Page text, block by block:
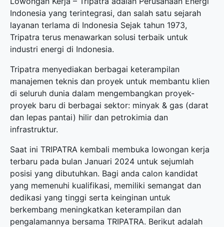
Indonesia yang terintegrasi, dan salah satu sejarah
layanan terlama di Indonesia Sejak tahun 1973,
Tripatra terus menawarkan solusi terbaik untuk
industri energi di Indonesia.
Tripatra menyediakan berbagai keterampilan
manajemen teknis dan proyek untuk membantu klien
di seluruh dunia dalam mengembangkan proyek-
proyek baru di berbagai sektor: minyak & gas (darat
dan lepas pantai) hilir dan petrokimia dan
infrastruktur.
Saat ini TRIPATRA kembali membuka lowongan kerja
terbaru pada bulan Januari 2024 untuk sejumlah
posisi yang dibutuhkan. Bagi anda calon kandidat
yang memenuhi kualifikasi, memiliki semangat dan
dedikasi yang tinggi serta keinginan untuk
berkembang meningkatkan keterampilan dan
pengalamannya bersama TRIPATRA. Berikut adalah